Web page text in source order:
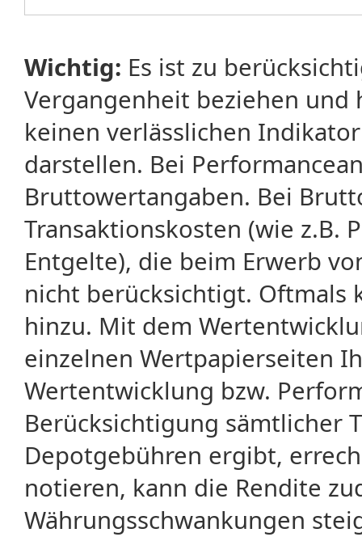
Wichtig: Es ist zu
Vergangenheit beziehen
keinen verlässlichen
darstellen. Bei
Bruttowertangaben. Bei
Transaktionskosten (wie z.B.
Entgelte), die beim Erwerb
nicht berücksichtigt. Oftmals
hinzu. Mit dem
einzelnen Wertpapierseiten
Wertentwicklung bzw.
Berücksichtigung sämtlicher
Depotgebühren ergibt,
notieren, kann die Rendite
Währungsschwankungen